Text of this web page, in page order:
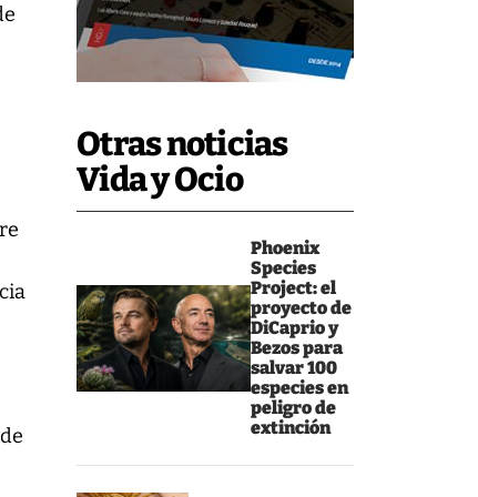
Otras noticias
Vida y Ocio
Phoenix
Species
Project: el
proyecto de
DiCaprio y
Bezos para
salvar 100
especies en
peligro de
extinción